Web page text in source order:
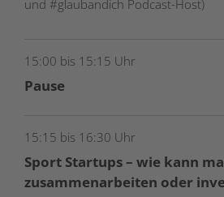
und #glaubandich Podcast-Host)
15:00 bis 15:15 Uhr
Pause
15:15 bis 16:30 Uhr
Sport Startups – wie kann
zusammenarbeiten oder